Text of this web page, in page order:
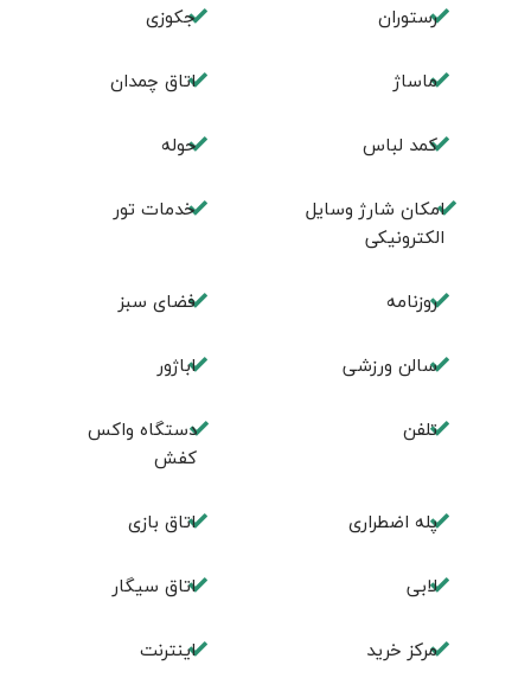
رستوران جکوزی
ماساژ اتاق چمدان
کمد لباس حوله
امکان شارژ وسایل
الکترونیکی
خدمات تور
روزنامه فضای سبز
سالن ورزشی اباژور
تلفن
دستگاه واکس
کفش
پله اضطراری اتاق بازی
لابی اتاق سیگار
مرکز خرید اینترنت